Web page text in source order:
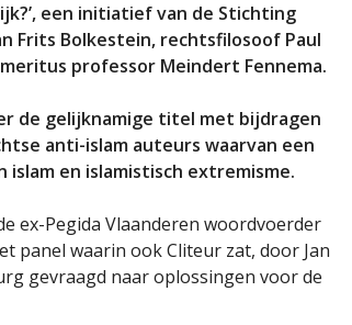
een initiatief van de Stichting
Frits Bolkestein, rechtsfilosoof Paul
professor Meindert Fennema.
de gelijknamige titel met bijdragen
anti-islam auteurs waarvan een
en islamistisch extremisme.
ex-Pegida Vlaanderen woordvoerder
panel waarin ook Cliteur zat, door Jan
gevraagd naar oplossingen voor de